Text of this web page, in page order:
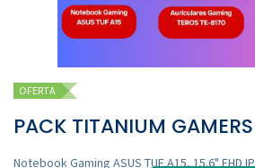
OFERTA
PACK TITANIUM GAMERS
Notebook Gaming ASUS TUF A15, 15.6" FHD